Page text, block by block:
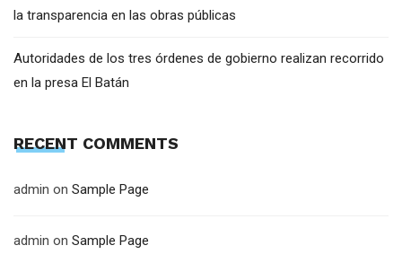
la transparencia en las obras públicas
Autoridades de los tres órdenes de gobierno realizan recorrido
en la presa El Batán
RECENT COMMENTS
admin on Sample Page
admin on Sample Page